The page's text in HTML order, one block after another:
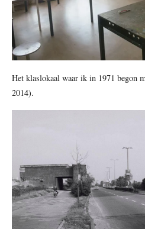
Het klaslokaal waar ik in 1971 begon
2014).